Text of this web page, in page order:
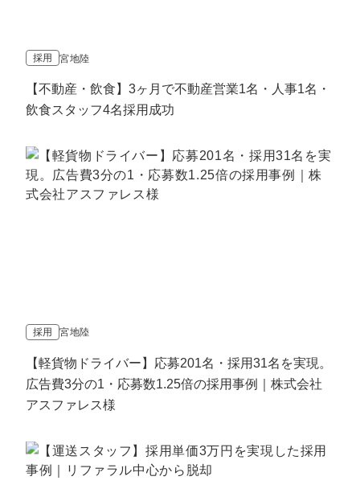
採用 宮地陸
【不動産・飲食】3ヶ月で不動産営業1名・人事1名・
飲食スタッフ4名採用成功
採用 宮地陸
【軽貨物ドライバー】応募201名・採用31名を実現。
広告費3分の1・応募数1.25倍の採用事例｜株式会社
アスファレス様